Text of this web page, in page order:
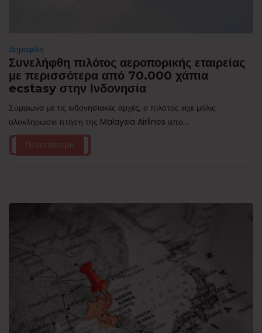
Δημοφιλή
Συνελήφθη πιλότος αεροπορικής εταιρείας
με περισσότερα από 70.000 χάπια
ecstasy στην Ινδονησία
Σύμφωνα με τις ινδονησιακές αρχές, ο πιλότος είχε μόλις
ολοκληρώσει πτήση της Malaysia Airlines από...
Περισσότερα